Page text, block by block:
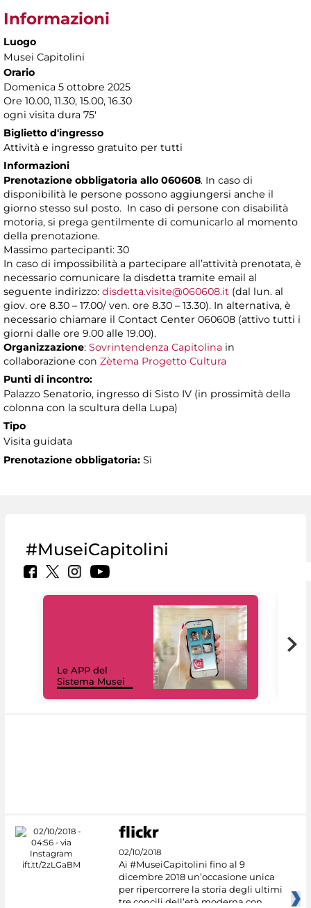
Informazioni
Luogo
Musei Capitolini
Orario
Domenica 5 ottobre 2025
Ore 10.00, 11.30, 15.00, 16.30
ogni visita dura 75'
Biglietto d'ingresso
Attività e ingresso gratuito per tutti
Informazioni
Prenotazione obbligatoria allo 060608. In caso di
disponibilità le persone possono aggiungersi anche il
giorno stesso sul posto. In caso di persone con disabilità
motoria, si prega gentilmente di comunicarlo al momento
della prenotazione.
Massimo partecipanti: 30
In caso di impossibilità a partecipare all’attività prenotata, è
necessario comunicare la disdetta tramite email al
seguente indirizzo: disdetta.visite@060608.it (dal lun. al
giov. ore 8.30 – 17.00/ ven. ore 8.30 – 13.30). In alternativa, è
necessario chiamare il Contact Center 060608 (attivo tutti i
giorni dalle ore 9.00 alle 19.00).
Organizzazione: Sovrintendenza Capitolina in
collaborazione con Zètema Progetto Cultura
Punti di incontro:
Palazzo Senatorio, ingresso di Sisto IV (in prossimità della
colonna con la scultura della Lupa)
Tipo
Visita guidata
Prenotazione obbligatoria: Sì
#MuseiCapitolini
Le APP del
Sistema Musei
02/10/2018
Ai #MuseiCapitolini fino al 9
dicembre 2018 un’occasione unica
per ripercorrere la storia degli ultimi
tre concili dell’età moderna con